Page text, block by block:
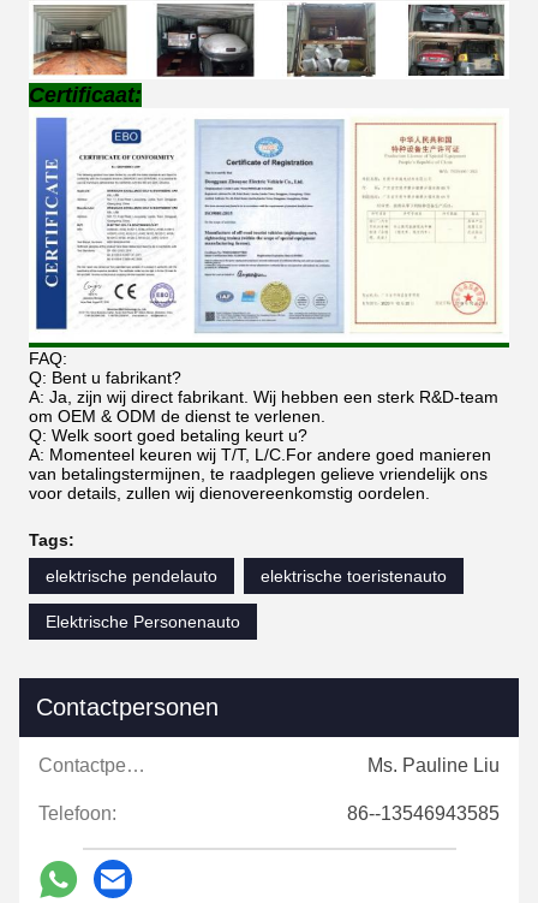
Certificaat:
FAQ:
Q: Bent u fabrikant?
A: Ja, zijn wij direct fabrikant. Wij hebben een sterk R&D-team
om OEM & ODM de dienst te verlenen.
Q: Welk soort goed betaling keurt u?
A: Momenteel keuren wij T/T, L/C.For andere goed manieren
van betalingstermijnen, te raadplegen gelieve vriendelijk ons
voor details, zullen wij dienovereenkomstig oordelen.
Tags:
elektrische pendelauto
elektrische toeristenauto
Elektrische Personenauto
Contactpersonen
Contactpersonen: Ms. Pauline Liu
Telefoon: 86--13546943585